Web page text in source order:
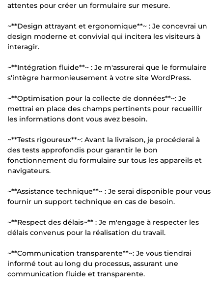
attentes pour créer un formulaire sur mesure.
~**Design attrayant et ergonomique**~ : Je concevrai un
design moderne et convivial qui incitera les visiteurs à
interagir.
~**Intégration fluide**~ : Je m'assurerai que le formulaire
s'intègre harmonieusement à votre site WordPress.
~**Optimisation pour la collecte de données**~: Je
mettrai en place des champs pertinents pour recueillir
les informations dont vous avez besoin.
~**Tests rigoureux**~: Avant la livraison, je procéderai à
des tests approfondis pour garantir le bon
fonctionnement du formulaire sur tous les appareils et
navigateurs.
~**Assistance technique**~ : Je serai disponible pour vous
fournir un support technique en cas de besoin.
~**Respect des délais~** : Je m'engage à respecter les
délais convenus pour la réalisation du travail.
~**Communication transparente**~: Je vous tiendrai
informé tout au long du processus, assurant une
communication fluide et transparente.